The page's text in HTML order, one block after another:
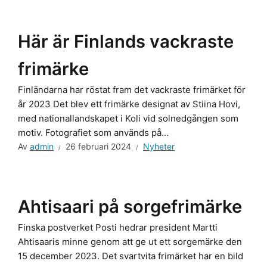
Här är Finlands vackraste
frimärke
Finländarna har röstat fram det vackraste frimärket för
år 2023 Det blev ett frimärke designat av Stiina Hovi,
med nationallandskapet i Koli vid solnedgången som
motiv. Fotografiet som används på...
Av admin 26 februari 2024 Nyheter
Ahtisaari på sorgefrimärke
Finska postverket Posti hedrar president Martti
Ahtisaaris minne genom att ge ut ett sorgemärke den
15 december 2023. Det svartvita frimärket har en bild